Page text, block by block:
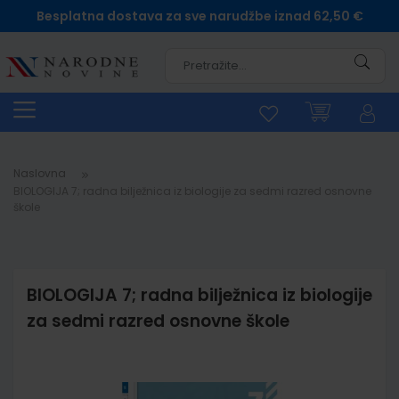
Besplatna dostava za sve narudžbe iznad 62,50 €
Naslovna
BIOLOGIJA 7; radna bilježnica iz biologije
za sedmi razred osnovne škole